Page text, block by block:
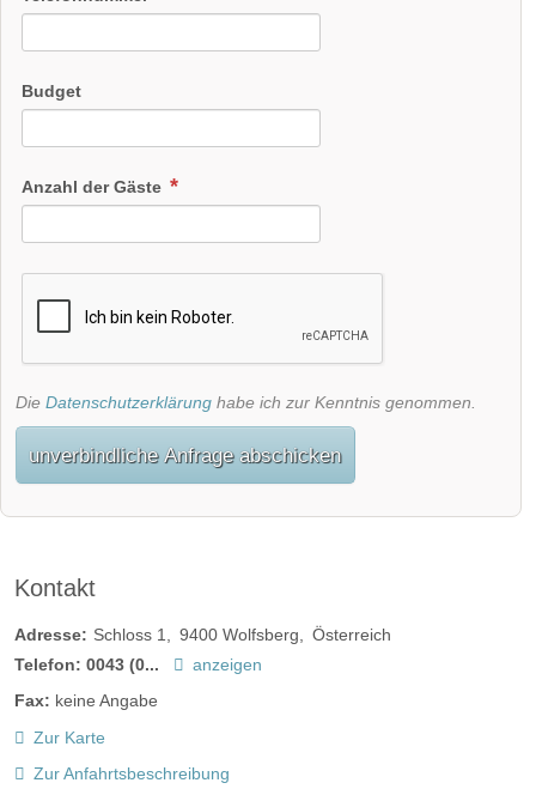
Budget
Anzahl der Gäste
Die Datenschutzerklärung habe ich zur Kenntnis genommen.
unverbindliche Anfrage abschicken
Kontakt
Adresse: Schloss 1 9400 Wolfsberg
Österreich
Telefon: 0043 (0...
anzeigen
Fax: keine Angabe
Zur Karte
Zur Anfahrtsbeschreibung